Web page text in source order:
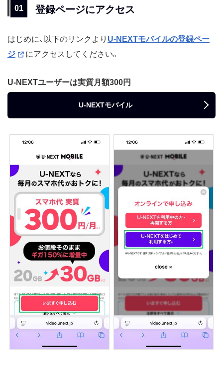
登録ページにアクセス
はじめに、以下のリンクより U-NEXTモバイルの登録ペー
ジ
にアクセスしてください。
U-NEXTユーザーは実質月額300円
U-NEXTモバイル